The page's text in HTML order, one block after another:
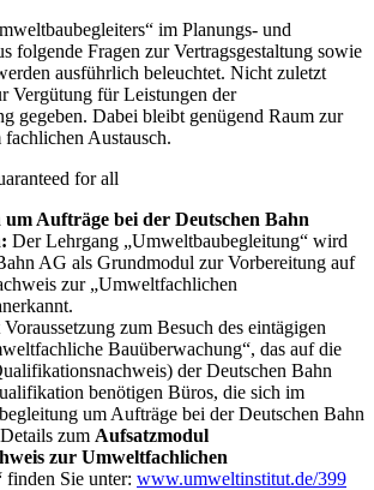
im Planungs- und
folgende Fragen zur Vertragsgestaltung sowie
ausführlich beleuchtet. Nicht zuletzt
Vergütung für Leistungen der
gegeben. Dabei bleibt genügend Raum zur
Austausch.
for all
Aufträge bei der Deutschen Bahn
Der Lehrgang „Umweltbaubegleitung“ wird
AG als Grundmodul zur Vorbereitung auf
zur „Umweltfachlichen
zum Besuch des eintägigen
Bauüberwachung“, das auf die
der Deutschen Bahn
benötigen Büros, die sich im
um Aufträge bei der Deutschen Bahn
zum Aufsatzmodul
zur Umweltfachlichen
finden Sie unter: www.umweltinstitut.de/399